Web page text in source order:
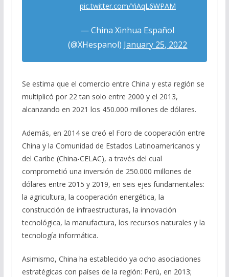
pic.twitter.com/YiAqL6WPAM
— China Xinhua Español
(@XHespanol) January 25, 2022
Se estima que el comercio entre China y esta región se
multiplicó por 22 tan solo entre 2000 y el 2013,
alcanzando en 2021 los 450.000 millones de dólares.
Además, en 2014 se creó el Foro de cooperación entre
China y la Comunidad de Estados Latinoamericanos y
del Caribe (China-CELAC), a través del cual
comprometió una inversión de 250.000 millones de
dólares entre 2015 y 2019, en seis ejes fundamentales:
la agricultura, la cooperación energética, la
construcción de infraestructuras, la innovación
tecnológica, la manufactura, los recursos naturales y la
tecnología informática.
Asimismo, China ha establecido ya ocho asociaciones
estratégicas con países de la región: Perú, en 2013;